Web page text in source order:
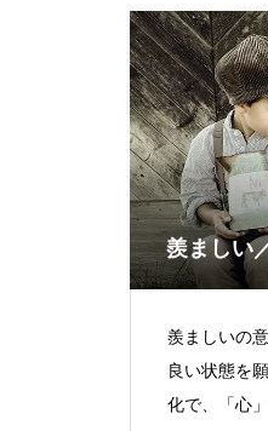
羨ましい
羨ましいの
良い状態を
化で、「心